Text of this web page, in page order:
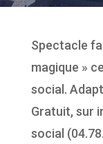
Spectacle
magique »
social.
Gratuit, sur
social